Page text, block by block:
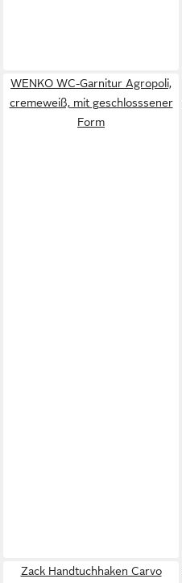
WENKO WC-Garnitur Agropoli,
cremeweiß, mit geschlosssener
Form
Zack Handtuchhaken Carvo